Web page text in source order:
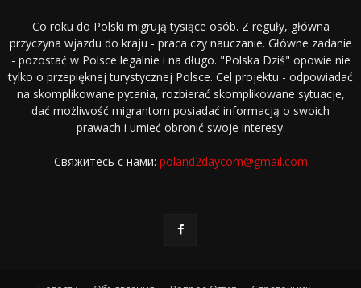
Co roku do Polski migrują tysiące osób. Z reguły, główna
przyczyna wjazdu do kraju - praca czy nauczanie. Główne zadanie
- pozostać w Polsce legalnie i na długo. "Polska Dziś" opowie nie
tylko o przepięknej turystycznej Polsce. Cel projektu - odpowiadać
na skomplikowane pytania, rozbierać skomplikowane sytuacje,
dać możliwość migrantom posiadać informacją o swoich
prawach i umieć obronić swoje interesy.
Свяжитесь с нами: poland2daycom@gmail.com